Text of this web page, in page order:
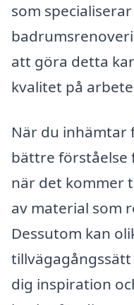
som
att göra detta
kvalitet på
När du inhämtar
bättre förståelse
när det kommer
av material som
Dessutom kan
tillvägagångssätt
dig inspiration